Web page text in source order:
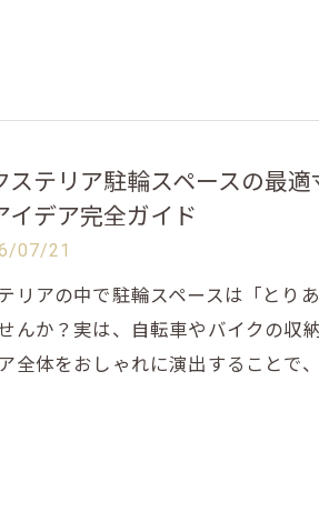
ステリア駐輪スペースの最
イデア完全ガイド
07/21
リアの中で駐輪スペースは「とり
んか？実は、自転車やバイクの収
全体をおしゃれに演出することで